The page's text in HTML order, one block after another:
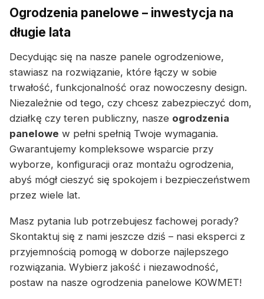
Ogrodzenia panelowe – inwestycja na
długie lata
Decydując się na nasze panele ogrodzeniowe,
stawiasz na rozwiązanie, które łączy w sobie
trwałość, funkcjonalność oraz nowoczesny design.
Niezależnie od tego, czy chcesz zabezpieczyć dom,
działkę czy teren publiczny, nasze ogrodzenia
panelowe w pełni spełnią Twoje wymagania.
Gwarantujemy kompleksowe wsparcie przy
wyborze, konfiguracji oraz montażu ogrodzenia,
abyś mógł cieszyć się spokojem i bezpieczeństwem
przez wiele lat.
Masz pytania lub potrzebujesz fachowej porady?
Skontaktuj się z nami jeszcze dziś – nasi eksperci z
przyjemnością pomogą w doborze najlepszego
rozwiązania. Wybierz jakość i niezawodność,
postaw na nasze ogrodzenia panelowe KOWMET!